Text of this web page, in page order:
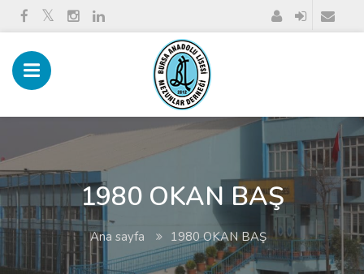
1980 OKAN BAŞ
Ana sayfa 1980 OKAN BAŞ